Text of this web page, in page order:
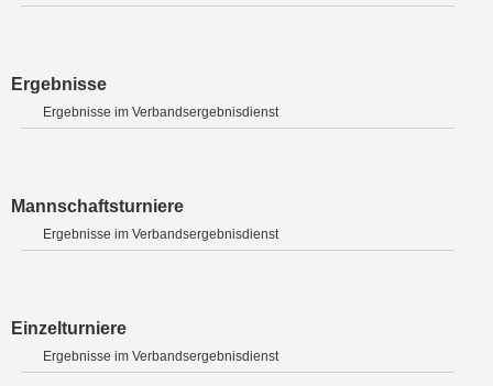
Ergebnisse
Ergebnisse im Verbandsergebnisdienst
Mannschaftsturniere
Ergebnisse im Verbandsergebnisdienst
Einzelturniere
Ergebnisse im Verbandsergebnisdienst